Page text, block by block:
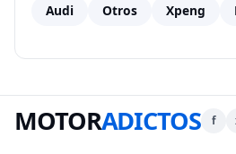
Audi
Otros Xpeng
MOTORADICTOS f